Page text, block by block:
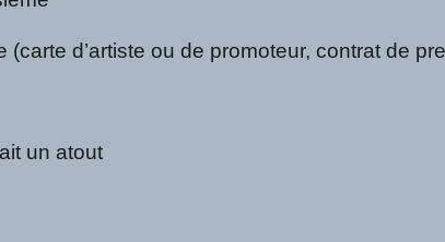
d’artiste ou de promoteur, contrat de
un atout